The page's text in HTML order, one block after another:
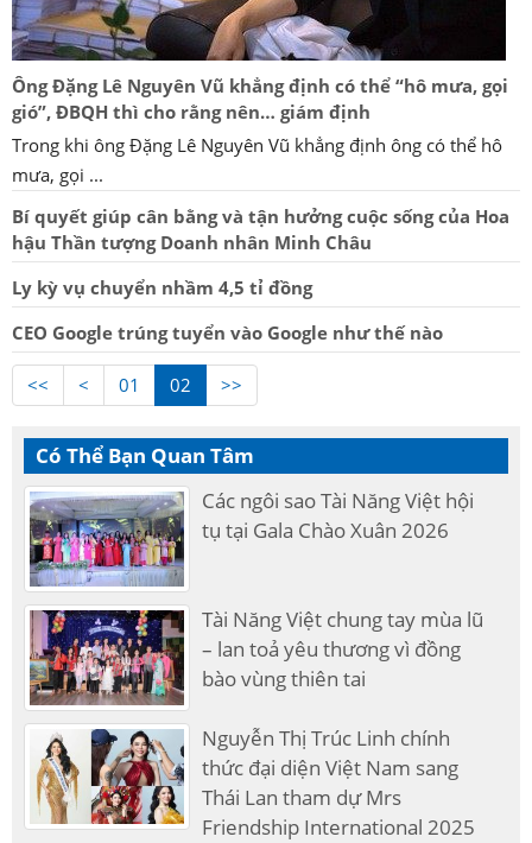
Ông Đặng Lê Nguyên Vũ khẳng định có thể “hô mưa, gọi
gió”, ĐBQH thì cho rằng nên… giám định
Trong khi ông Đặng Lê Nguyên Vũ khẳng định ông có thể hô
mưa, gọi ...
Bí quyết giúp cân bằng và tận hưởng cuộc sống của Hoa
hậu Thần tượng Doanh nhân Minh Châu
Ly kỳ vụ chuyển nhầm 4,5 tỉ đồng
CEO Google trúng tuyển vào Google như thế nào
<< < 01 02 >>
Có Thể Bạn Quan Tâm
Các ngôi sao Tài Năng Việt hội
tụ tại Gala Chào Xuân 2026
Tài Năng Việt chung tay mùa lũ
– lan toả yêu thương vì đồng
bào vùng thiên tai
Nguyễn Thị Trúc Linh chính
thức đại diện Việt Nam sang
Thái Lan tham dự Mrs
Friendship International 2025